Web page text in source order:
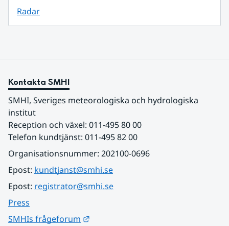
Radar
Kontakta SMHI
SMHI, Sveriges meteorologiska och hydrologiska
institut
Reception och växel: 011-495 80 00
Telefon kundtjänst: 011-495 82 00
Organisationsnummer: 202100-0696
Epost: kundtjanst@smhi.se
Epost: registrator@smhi.se
Press
SMHIs frågeforum